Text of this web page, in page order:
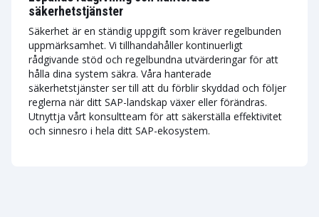
säkerhetstjänster
Säkerhet är en ständig uppgift som kräver regelbunden
uppmärksamhet. Vi tillhandahåller kontinuerligt
rådgivande stöd och regelbundna utvärderingar för att
hålla dina system säkra. Våra hanterade
säkerhetstjänster ser till att du förblir skyddad och följer
reglerna när ditt SAP-landskap växer eller förändras.
Utnyttja vårt konsultteam för att säkerställa effektivitet
och sinnesro i hela ditt SAP-ekosystem.